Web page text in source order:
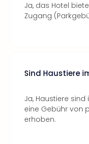
Ja, das Hotel
Zugang
Sind Haustiere
Ja, Haustiere sind
eine Gebühr von
erhoben.